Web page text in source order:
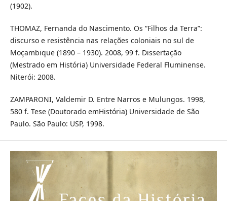
(1902).
THOMAZ, Fernanda do Nascimento. Os “Filhos da Terra”:
discurso e resistência nas relações coloniais no sul de
Moçambique (1890 – 1930). 2008, 99 f. Dissertação
(Mestrado em História) Universidade Federal Fluminense.
Niterói: 2008.
ZAMPARONI, Valdemir D. Entre Narros e Mulungos. 1998,
580 f. Tese (Doutorado emHistória) Universidade de São
Paulo. São Paulo: USP, 1998.